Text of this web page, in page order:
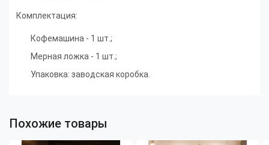
Комплектация:
Кофемашина - 1 шт.;
Мерная ложка - 1 шт.;
Упаковка: заводская коробка.
Похожие товары